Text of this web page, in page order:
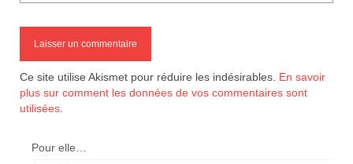
Ce site utilise Akismet pour réduire les indésirables. En savoir
plus sur comment les données de vos commentaires sont
utilisées
Pour elle…